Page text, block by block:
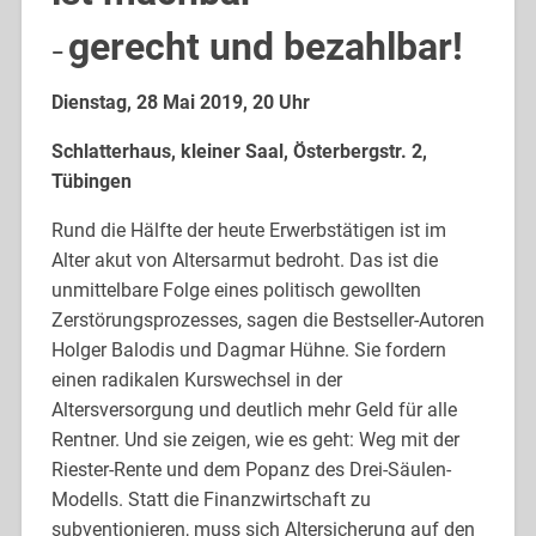
– gerecht und bezahlbar!
Dienstag, 28 Mai 2019, 20 Uhr
Schlatterhaus, kleiner Saal, Österbergstr. 2,
Tübingen
Rund die Hälfte der heute Erwerbstätigen ist im
Alter akut von Altersarmut bedroht. Das ist die
unmittelbare Folge eines politisch gewollten
Zerstörungsprozesses, sagen die Bestseller-Autoren
Holger Balodis und Dagmar Hühne. Sie fordern
einen radikalen Kurswechsel in der
Altersversorgung und deutlich mehr Geld für alle
Rentner. Und sie zeigen, wie es geht: Weg mit der
Riester-Rente und dem Popanz des Drei-Säulen-
Modells. Statt die Finanzwirtschaft zu
subventionieren, muss sich Altersicherung auf den